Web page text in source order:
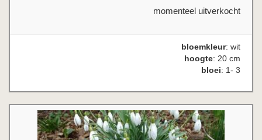
momenteel uitverkocht
bloemkleur: wit
hoogte: 20 cm
bloei: 1- 3